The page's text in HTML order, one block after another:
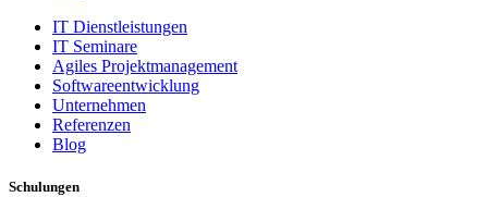
IT Dienstleistungen
IT Seminare
Agiles Projektmanagement
Softwareentwicklung
Unternehmen
Referenzen
Blog
Schulungen